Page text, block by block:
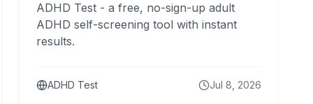
ADHD Test - a free, no-sign-up adult
ADHD self-screening tool with instant
results.
ADHD Test Jul 8, 2026